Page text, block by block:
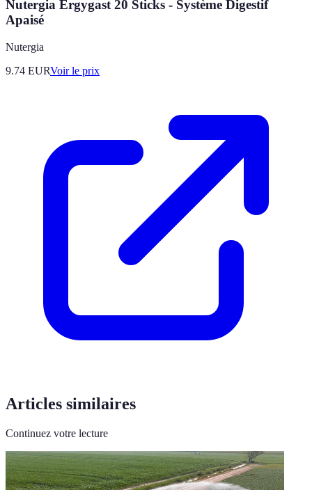
Nutergia Ergygast 20 Sticks - Système Digestif
Apaisé
Nutergia
9.74 EURVoir le prix
Articles similaires
Continuez votre lecture